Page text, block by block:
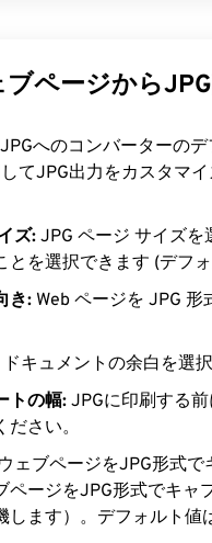
ページから
へのコンバーターの
てJPG出力をカスタマ
ズ: JPG ページ サイズを
とを選択できます (デフォ
き: Web ページを JPG
ドキュメントの余白を選
トの幅: JPGに印刷する
さい。
ウェブページをJPG形式
ページをJPG形式でキャ
します）。デフォルト値